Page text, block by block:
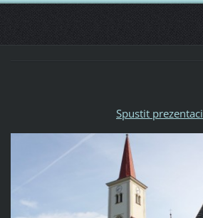
Spustit prezentaci